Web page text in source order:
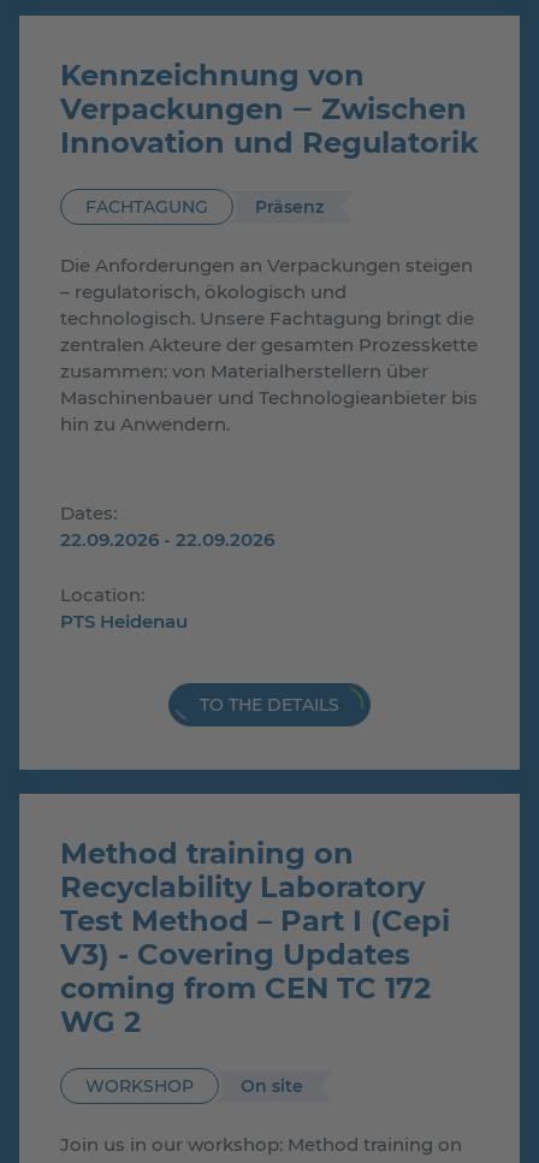
Kennzeichnung von
Verpackungen ‒ Zwischen
Innovation und Regulatorik
FACHTAGUNG Präsenz
Die Anforderungen an Verpackungen steigen
– regulatorisch, ökologisch und
technologisch. Unsere Fachtagung bringt die
zentralen Akteure der gesamten Prozesskette
zusammen: von Materialherstellern über
Maschinenbauer und Technologieanbieter bis
hin zu Anwendern.
Dates:
22.09.2026 - 22.09.2026
Location:
PTS Heidenau
TO THE DETAILS
Method training on
Recyclability Laboratory
Test Method – Part I (Cepi
V3) - Covering Updates
coming from CEN TC 172
WG 2
WORKSHOP On site
Join us in our workshop: Method training on